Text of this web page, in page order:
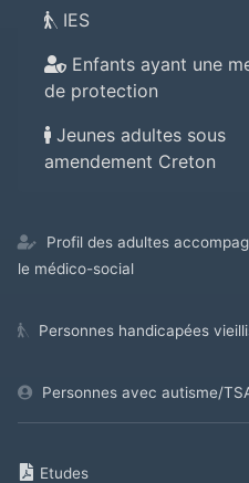
IES
Enfants ayant une
de protection
Jeunes adultes sous
amendement Creton
Profil des adultes
le médico-social
Personnes handicapées
Personnes avec autisme/
Etudes